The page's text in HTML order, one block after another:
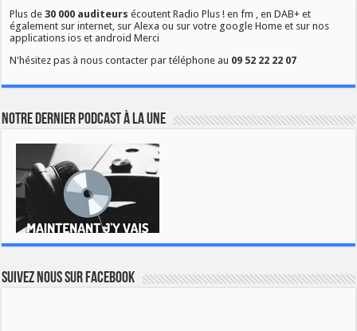
Plus de30 000 auditeurs écoutent Radio Plus ! en fm , en DAB+ et
également sur internet, sur Alexa ou sur votre google Home et sur nos
applications ios et android Merci
N'hésitez pas à nous contacter par téléphone au 09 52 22 22 07
Notre dernier podcast à la une
Suivez nous sur Facebook